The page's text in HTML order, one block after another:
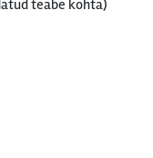
teabe kohta)